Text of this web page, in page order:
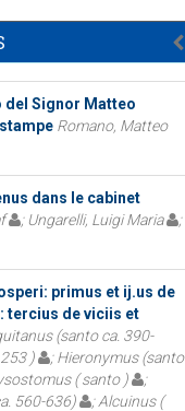
del Signor Matteo
Romano, Matteo
dans le cabinet
; Ungarelli, Luigi Maria
;
primus et ij.us de
tercius de viciis et
(santo ca. 390-
)
; Hieronymus (santo
( santo )
;
560-636)
; Alcuinus (